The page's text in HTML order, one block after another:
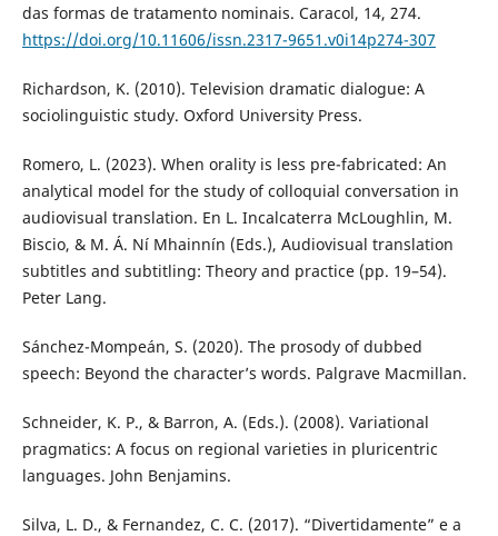
das formas de tratamento nominais. Caracol, 14, 274.
https://doi.org/10.11606/issn.2317-9651.v0i14p274-307
Richardson, K. (2010). Television dramatic dialogue: A
sociolinguistic study. Oxford University Press.
Romero, L. (2023). When orality is less pre-fabricated: An
analytical model for the study of colloquial conversation in
audiovisual translation. En L. Incalcaterra McLoughlin, M.
Biscio, & M. Á. Ní Mhainnín (Eds.), Audiovisual translation
subtitles and subtitling: Theory and practice (pp. 19–54).
Peter Lang.
Sánchez-Mompeán, S. (2020). The prosody of dubbed
speech: Beyond the character’s words. Palgrave Macmillan.
Schneider, K. P., & Barron, A. (Eds.). (2008). Variational
pragmatics: A focus on regional varieties in pluricentric
languages. John Benjamins.
Silva, L. D., & Fernandez, C. C. (2017). “Divertidamente” e a